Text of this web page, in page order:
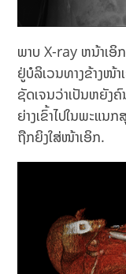
ພາບ X-ray ຫນ້າເອິ
ຢູ່ບໍລິເວນທາງຂ້າງໜ້
ຊັດເຈນວ່າເປັນຫຍັງ
ຍ່າງເຂົ້າໄປໃນພະແ
ຖືກຍິງໃສ່ໜ້າເອິກ.